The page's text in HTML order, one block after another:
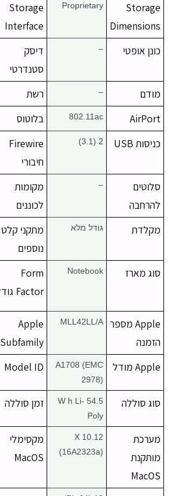
Storage
Dimensions
Proprietary
Storage
Interface
כונן אופטי –
דיסק
סטנדרטי
מודם – רשת
AirPort
802.11ac בלוטוס
כניסות USB 2 (3.1)
Firewire
חיבורי
סלוטים
להרחבה
–
מקומות
לכוננים
מקלדת גודל מלא
מתקני קלט
נוספים
סוג מארז Notebook
Form
Factor גודל
Apple מספר
הזמנה
MLL42LL/A
Apple
Subfamily
Apple מודל
A1708 (EMC
2978)
Model ID
סוג סוללה
54.5 W h Li-
Poly
זמן סוללה
מערכת
מותקנת
MacOS
X 10.12
(16A2323a)
מקסימלי
MacOS